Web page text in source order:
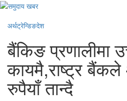
अर्थट्रेन्डिङदेश
बैंकिङ प्रणालीमा
कायमै,राष्ट्र
रुपैयाँ तान्दै